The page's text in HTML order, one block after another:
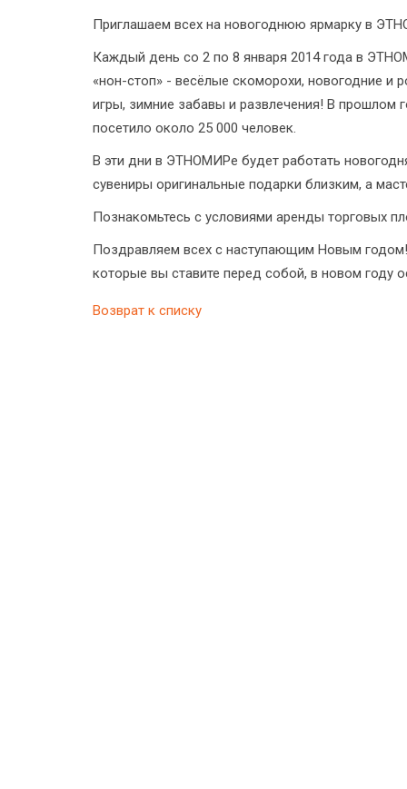
Приглашаем всех на новогоднюю ярмарку в
Каждый день со 2 по 8 января 2014 года в
«нон-стоп» - весёлые скоморохи, новогодние и
игры, зимние забавы и развлечения! В
посетило около 25 000 человек.
В эти дни в ЭТНОМИРе будет работать
сувениры оригинальные подарки близким, а
Познакомьтесь с условиями аренды торговых
Поздравляем всех с наступающим Новым
которые вы ставите перед собой, в новом году
Возврат к списку